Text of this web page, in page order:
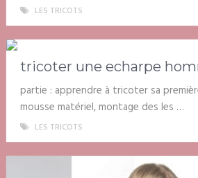
LES TRICOTS
tricoter une echarpe
partie : apprendre à tricoter sa
mousse matériel, montage des les …
LES TRICOTS